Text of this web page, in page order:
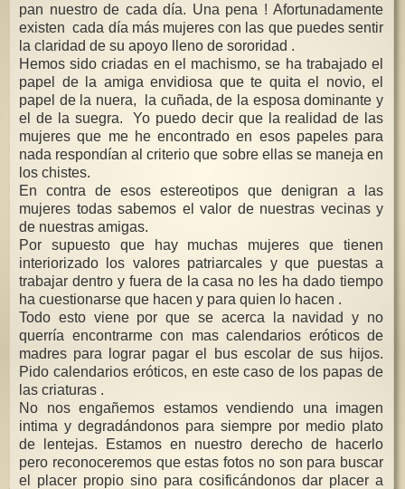
pan nuestro de cada día. Una pena ! Afortunadamente
existen cada día más mujeres con las que puedes sentir
la claridad de su apoyo lleno de sororidad .
Hemos sido criadas en el machismo, se ha trabajado el
papel de la amiga envidiosa que te quita el novio, el
papel de la nuera, la cuñada, de la esposa dominante y
el de la suegra. Yo puedo decir que la realidad de las
mujeres que me he encontrado en esos papeles para
nada respondían al criterio que sobre ellas se maneja en
los chistes.
En contra de esos estereotipos que denigran a las
mujeres todas sabemos el valor de nuestras vecinas y
de nuestras amigas.
Por supuesto que hay muchas mujeres que tienen
interiorizado los valores patriarcales y que puestas a
trabajar dentro y fuera de la casa no les ha dado tiempo
ha cuestionarse que hacen y para quien lo hacen .
Todo esto viene por que se acerca la navidad y no
querría encontrarme con mas calendarios eróticos de
madres para lograr pagar el bus escolar de sus hijos.
Pido calendarios eróticos, en este caso de los papas de
las criaturas .
No nos engañemos estamos vendiendo una imagen
intima y degradándonos para siempre por medio plato
de lentejas. Estamos en nuestro derecho de hacerlo
pero reconoceremos que estas fotos no son para buscar
el placer propio sino para cosificándonos dar placer a